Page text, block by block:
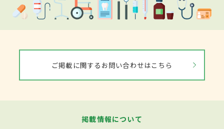
ご掲載に関するお問い合わせはこちら
掲載情報について